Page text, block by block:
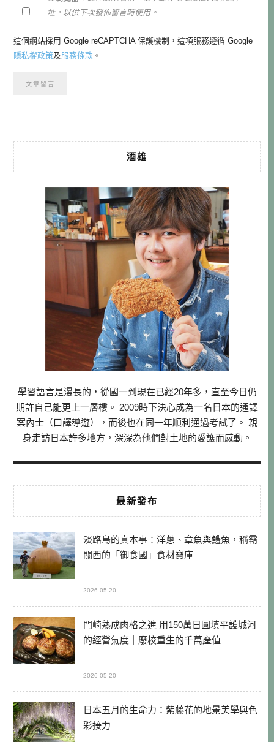
址，以供下次發佈留言時使用。
這個網站採用 Google reCAPTCHA 保護機制，這項服務遵循 Google
隱私權政策及服務條款 。
酒雄
學習語言是漫長的，從國一到現在已經20年多，直至今日仍
期許自己能更上一層樓。 2009時下決心成為一名日本的通譯
案內士（口譯導遊），而後也在同一年順利通過考試了。 親
身走訪日本許多地方，深深為他們對土地的愛護而感動。
最新發布
淡路島的真本事：洋蔥、章魚與鱧魚，稱霸
關西的「御食國」食材寶庫
2026-05-20
門崎熟成肉格之進 用150萬日圓填平護城河
的經營氣度｜廢校重生的千萬產值
2026-05-20
日本五月的生命力：紫藤花的地景美學與色
彩接力